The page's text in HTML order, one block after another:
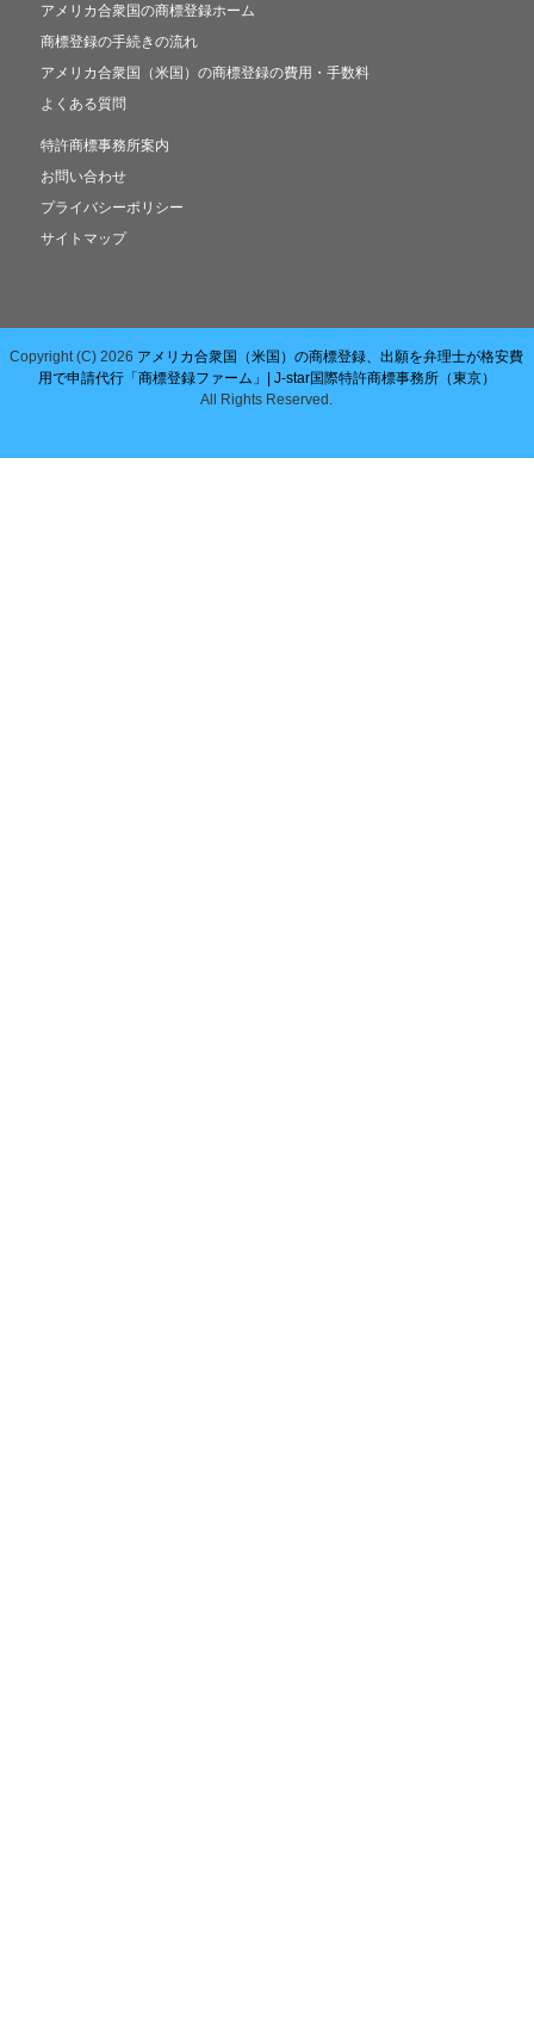
アメリカ合衆国の商標登録ホーム
商標登録の手続きの流れ
アメリカ合衆国（米国）の商標登録の費用・手数料
よくある質問
特許商標事務所案内
お問い合わせ
プライバシーポリシー
サイトマップ
Copyright (C) 2026 アメリカ合衆国（米国）の商標登録、出願を弁理士が格安費
用で申請代行「商標登録ファーム」| J-star国際特許商標事務所（東京）
All Rights Reserved.